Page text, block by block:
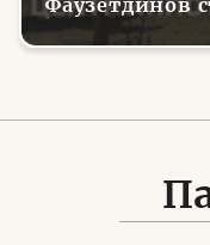
Фаузетдинов
телеканала
Николаем